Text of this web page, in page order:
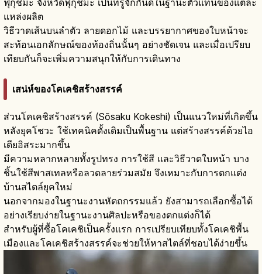
แหล่งผลิต
วิธีวาดเส้นบนลำตัว ลายดอกไม้ และบรรยากาศของใบหน้าจะ
สะท้อนเอกลักษณ์ของท้องถิ่นนั้นๆ อย่างชัดเจน และเมื่อเปรียบ
เทียบกันก็จะเพิ่มความสนุกให้กับการเดินทาง
เสน่ห์ของโคเคชิสร้างสรรค์
ส่วนโคเคชิสร้างสรรค์ (Sōsaku Kokeshi) เป็นแนวใหม่ที่เกิดขึ้น
หลังยุคโชวะ ใช้เทคนิคดั้งเดิมเป็นพื้นฐาน แต่สร้างสรรค์ด้วยไอ
เดียอิสระมากขึ้น
มีความหลากหลายทั้งรูปทรง การใช้สี และวิธีวาดใบหน้า บาง
ชิ้นใช้สีพาสเทลหรือลวดลายร่วมสมัย จึงเหมาะกับการตกแต่ง
บ้านสไตล์ยุคใหม่
นอกจากมองในฐานะงานหัตถกรรมแล้ว ยังสามารถเลือกซื้อได้
อย่างเรียบง่ายในฐานะงานศิลปะหรือของตกแต่งก็ได้
สำหรับผู้ที่ซื้อโคเคชิเป็นครั้งแรก การเปรียบเทียบทั้งโคเคชิพื้น
เมืองและโคเคชิสร้างสรรค์จะช่วยให้หาสไตล์ที่ชอบได้ง่ายขึ้น